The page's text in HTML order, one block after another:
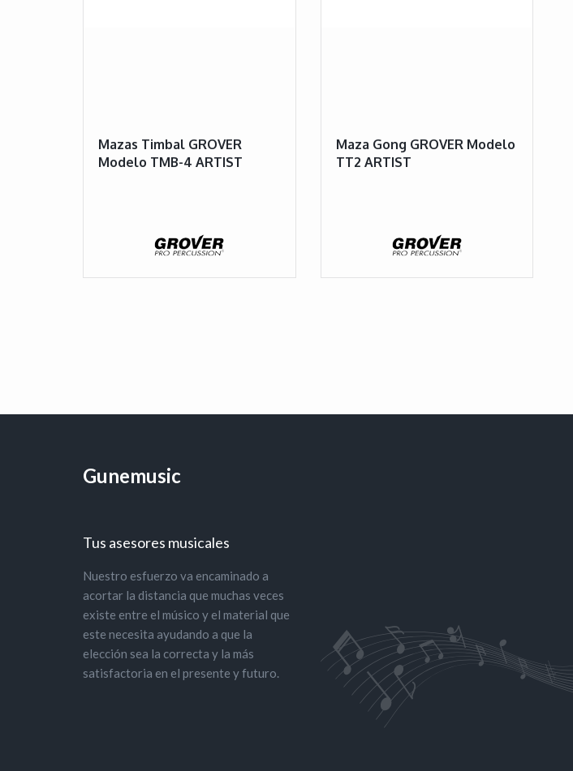
Mazas Timbal GROVER
Modelo TMB-4 ARTIST
Maza Gong GROVER Modelo
TT2 ARTIST
Gunemusic
Tus asesores musicales
Nuestro esfuerzo va encaminado a
acortar la distancia que muchas veces
existe entre el músico y el material que
este necesita ayudando a que la
elección sea la correcta y la más
satisfactoria en el presente y futuro.